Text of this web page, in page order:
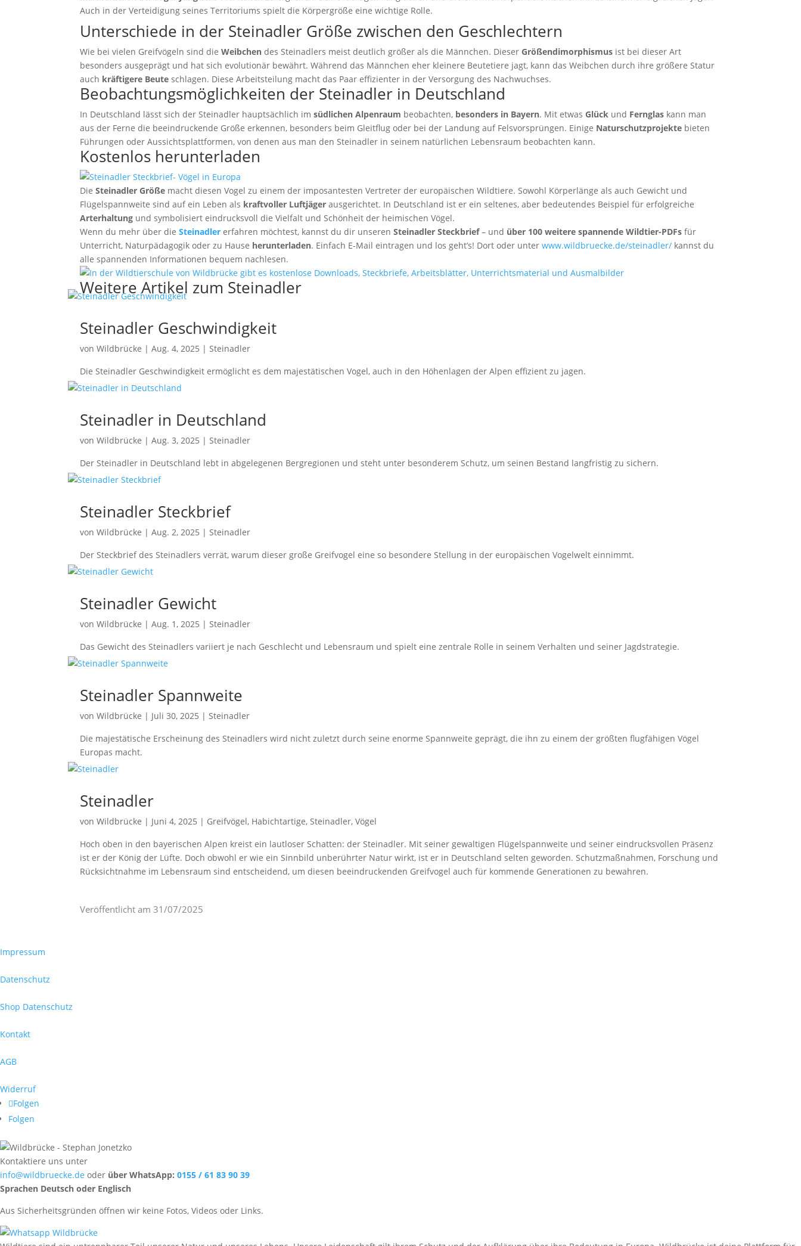
Auch in der Verteidigung seines Territoriums spielt die Körpergröße eine wichtige Rolle.
Unterschiede in der Steinadler Größe zwischen den Geschlechtern
Wie bei vielen Greifvögeln sind dieWeibchen des Steinadlers meist deutlich größer als die Männchen. DieserGrößendimorphismus ist bei dieser Art
besonders ausgeprägt und hat sich evolutionär bewährt. Während das Männchen eher kleinere Beutetiere jagt, kann das Weibchen durch ihre größere Statur
auch kräftigere Beute schlagen. Diese Arbeitsteilung macht das Paar effizienter in der Versorgung des Nachwuchses.
Beobachtungsmöglichkeiten der Steinadler in Deutschland
In Deutschland lässt sich der Steinadler hauptsächlich imsüdlichen Alpenraum beobachten, besonders in Bayern. Mit etwasGlück und Fernglas kann man
aus der Ferne die beeindruckende Größe erkennen, besonders beim Gleitflug oder bei der Landung auf Felsvorsprüngen. Einige Naturschutzprojekte bieten
Führungen oder Aussichtsplattformen, von denen aus man den Steinadler in seinem natürlichen Lebensraum beobachten kann.
Kostenlos herunterladen
DieSteinadler Größe macht diesen Vogel zu einem der imposantesten Vertreter der europäischen Wildtiere. Sowohl Körperlänge als auch Gewicht und
Flügelspannweite sind auf ein Leben als kraftvoller Luftjäger ausgerichtet. In Deutschland ist er ein seltenes, aber bedeutendes Beispiel für erfolgreiche
Arterhaltung und symbolisiert eindrucksvoll die Vielfalt und Schönheit der heimischen Vögel.
Wenn du mehr über dieSteinadler erfahren möchtest, kannst du dir unserenSteinadler Steckbrief– und über 100 weitere spannende Wildtier-PDFs für
Unterricht, Naturpädagogik oder zu Hause herunterladen. Einfach E-Mail eintragen und los geht’s! Dort oder unterwww.wildbruecke.de/steinadler/ kannst du
alle spannenden Informationen bequem nachlesen.
Weitere Artikel zum Steinadler
Steinadler Geschwindigkeit
vonWildbrücke |Aug. 4, 2025 |Steinadler
Die Steinadler Geschwindigkeit ermöglicht es dem majestätischen Vogel, auch in den Höhenlagen der Alpen effizient zu jagen.
Steinadler in Deutschland
vonWildbrücke |Aug. 3, 2025 |Steinadler
Der Steinadler in Deutschland lebt in abgelegenen Bergregionen und steht unter besonderem Schutz, um seinen Bestand langfristig zu sichern.
Steinadler Steckbrief
vonWildbrücke |Aug. 2, 2025 |Steinadler
Der Steckbrief des Steinadlers verrät, warum dieser große Greifvogel eine so besondere Stellung in der europäischen Vogelwelt einnimmt.
Steinadler Gewicht
vonWildbrücke |Aug. 1, 2025 |Steinadler
Das Gewicht des Steinadlers variiert je nach Geschlecht und Lebensraum und spielt eine zentrale Rolle in seinem Verhalten und seiner Jagdstrategie.
Steinadler Spannweite
vonWildbrücke | Juli 30, 2025 |Steinadler
Die majestätische Erscheinung des Steinadlers wird nicht zuletzt durch seine enorme Spannweite geprägt, die ihn zu einem der größten flugfähigen Vögel
Europas macht.
Steinadler
vonWildbrücke | Juni 4, 2025 | Greifvögel, Habichtartige,Steinadler,Vögel
Hoch oben in den bayerischen Alpen kreist ein lautloser Schatten: der Steinadler. Mit seiner gewaltigen Flügelspannweite und seiner eindrucksvollen Präsenz
ist er der König der Lüfte. Doch obwohl er wie ein Sinnbild unberührter Natur wirkt, ist er in Deutschland selten geworden. Schutzmaßnahmen, Forschung und
Rücksichtnahme im Lebensraum sind entscheidend, um diesen beeindruckenden Greifvogel auch für kommende Generationen zu bewahren.
Veröffentlicht am31/07/2025
Impressum
Datenschutz
Shop Datenschutz
Kontakt
AGB
Widerruf
Folgen
Folgen
Kontaktiere uns unter
info@wildbruecke.de oder über WhatsApp: 0155 / 61 83 90 39
Sprachen Deutsch oder Englisch
Aus Sicherheitsgründen öffnen wir keine Fotos, Videos oder Links.